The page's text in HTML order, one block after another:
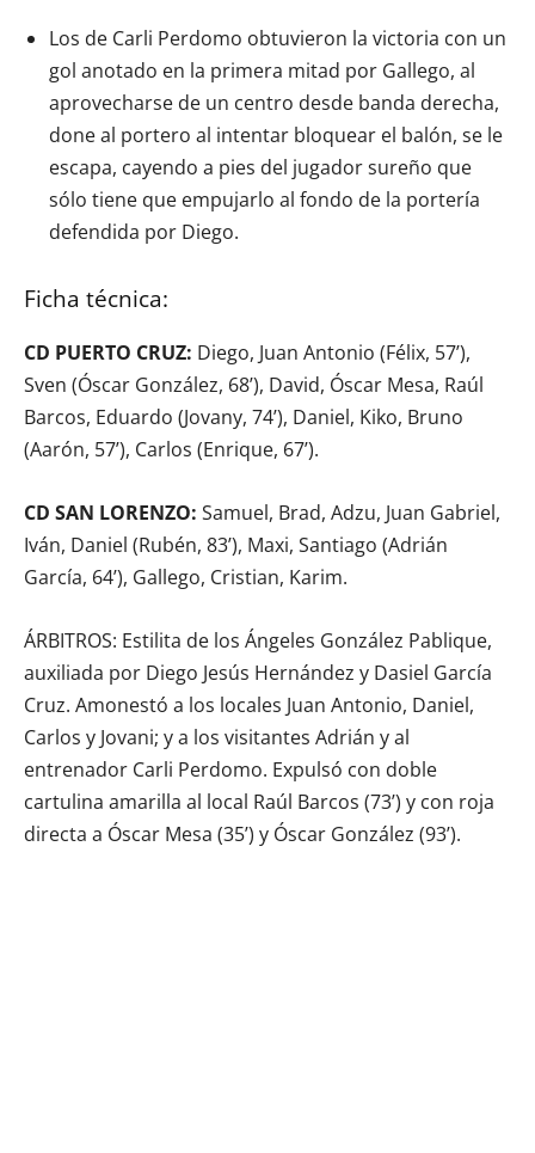
Los de Carli Perdomo obtuvieron la victoria con un
gol anotado en la primera mitad por Gallego, al
aprovecharse de un centro desde banda derecha,
done al portero al intentar bloquear el balón, se le
escapa, cayendo a pies del jugador sureño que
sólo tiene que empujarlo al fondo de la portería
defendida por Diego.
Ficha técnica:
CD PUERTO CRUZ: Diego, Juan Antonio (Félix, 57’),
Sven (Óscar González, 68’), David, Óscar Mesa, Raúl
Barcos, Eduardo (Jovany, 74’), Daniel, Kiko, Bruno
(Aarón, 57’), Carlos (Enrique, 67’).
CD SAN LORENZO: Samuel, Brad, Adzu, Juan Gabriel,
Iván, Daniel (Rubén, 83’), Maxi, Santiago (Adrián
García, 64’), Gallego, Cristian, Karim.
ÁRBITROS: Estilita de los Ángeles González Pablique,
auxiliada por Diego Jesús Hernández y Dasiel García
Cruz. Amonestó a los locales Juan Antonio, Daniel,
Carlos y Jovani; y a los visitantes Adrián y al
entrenador Carli Perdomo. Expulsó con doble
cartulina amarilla al local Raúl Barcos (73’) y con roja
directa a Óscar Mesa (35’) y Óscar González (93’).